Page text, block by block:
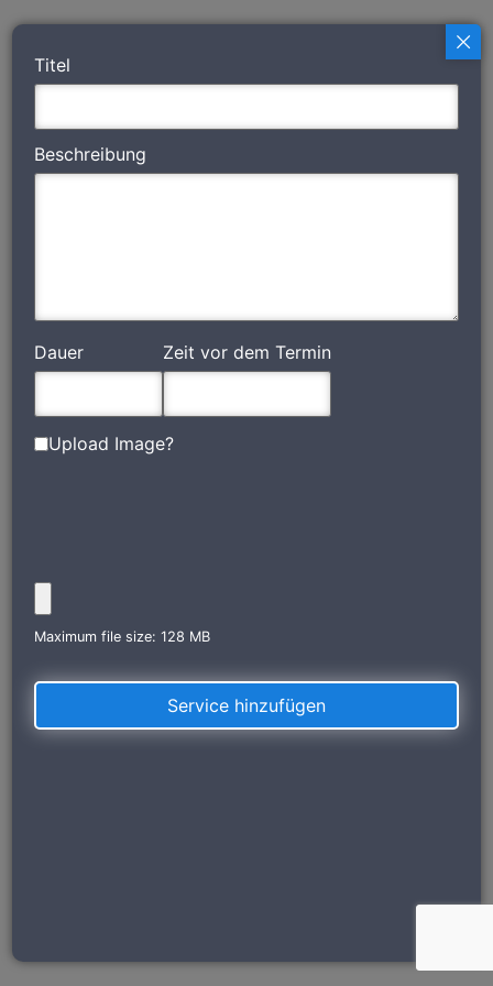
Titel
Beschreibung
Dauer Zeit vor dem Termin
Upload Image?
Maximum file size: 128 MB
Service hinzufügen